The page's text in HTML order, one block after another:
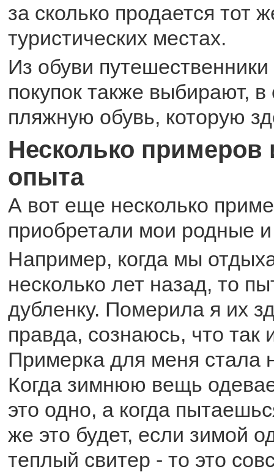
за сколько продается тот
туристических местах.
Из обуви путешественники
покупок также выбирают,
пляжную обувь, которую
Несколько примеров
опыта
А вот еще несколько
приобретали мои родные
Например, когда мы
несколько лет назад, то
дубленку. Померила я их
правда, сознаюсь, что так
Примерка для меня стала
Когда зимнюю вещь
это одно, а когда
же это будет, если зимой
теплый свитер - то это